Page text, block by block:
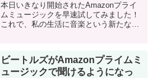
本日いきなり開始されたAmazonプライ
ムミュージックを早速試してみました！
これで、私の生活に音楽という新たな要
ーストインプレッションレビューを紹介
しま...
ビートルズがAmazonプライムミ
ュージックで聞けるようになっ